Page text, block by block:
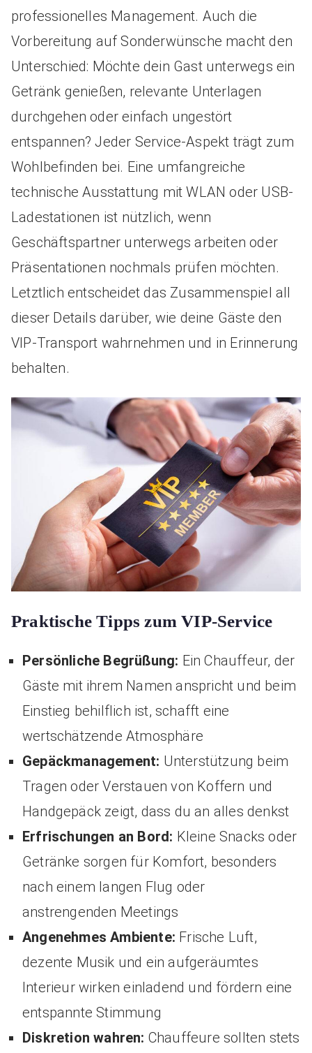
professionelles Management. Auch die
Vorbereitung auf Sonderwünsche macht den
Unterschied: Möchte dein Gast unterwegs ein
Getränk genießen, relevante Unterlagen
durchgehen oder einfach ungestört
entspannen? Jeder Service-Aspekt trägt zum
Wohlbefinden bei. Eine umfangreiche
technische Ausstattung mit WLAN oder USB-
Ladestationen ist nützlich, wenn
Geschäftspartner unterwegs arbeiten oder
Präsentationen nochmals prüfen möchten.
Letztlich entscheidet das Zusammenspiel all
dieser Details darüber, wie deine Gäste den
VIP-Transport wahrnehmen und in Erinnerung
behalten.
Praktische Tipps zum VIP-Service
Persönliche Begrüßung: Ein Chauffeur, der
Gäste mit ihrem Namen anspricht und beim
Einstieg behilflich ist, schafft eine
wertschätzende Atmosphäre
Gepäckmanagement: Unterstützung beim
Tragen oder Verstauen von Koffern und
Handgepäck zeigt, dass du an alles denkst
Erfrischungen an Bord: Kleine Snacks oder
Getränke sorgen für Komfort, besonders
nach einem langen Flug oder
anstrengenden Meetings
Angenehmes Ambiente: Frische Luft,
dezente Musik und ein aufgeräumtes
Interieur wirken einladend und fördern eine
entspannte Stimmung
Diskretion wahren: Chauffeure sollten stets